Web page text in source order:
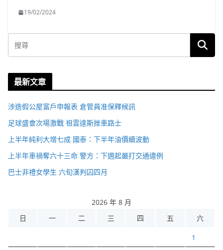
19/02/2024
最新文章
涉造假公屋富戶申報表 倉管員准保釋候訊
足球盛會次場激戰 祖雲達斯挫車路士
上半年純利大增七成 國泰：下半年油價續波動
上半年車禍奪六十三命 警方：下週起嚴打交通違例
巴士非禮女學生 六旬漢判囚四月
2026 年 8 月
日
一 二 三 四 五 六
1